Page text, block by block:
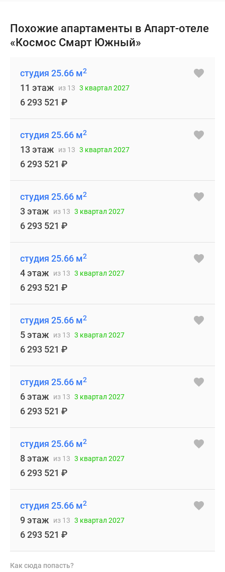
Похожие апартаменты в Апарт-отеле
«Космос Смарт Южный»
студия 25.66 м2
11 этаж из 13 3 квартал 2027
6 293 521 ₽
студия 25.66 м2
13 этаж из 13 3 квартал 2027
6 293 521 ₽
студия 25.66 м2
3 этаж из 13 3 квартал 2027
6 293 521 ₽
студия 25.66 м2
4 этаж из 13 3 квартал 2027
6 293 521 ₽
студия 25.66 м2
5 этаж из 13 3 квартал 2027
6 293 521 ₽
студия 25.66 м2
6 этаж из 13 3 квартал 2027
6 293 521 ₽
студия 25.66 м2
8 этаж из 13 3 квартал 2027
6 293 521 ₽
студия 25.66 м2
9 этаж из 13 3 квартал 2027
6 293 521 ₽
Как сюда попасть?